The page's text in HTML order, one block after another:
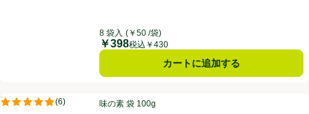
8 袋入 (￥50 /袋)
価格
￥398税込￥430
カートに追加する
PR
PR
味の素 袋 100g
(6)
評価は6件のレビューで5点中4.8点。
味の素 袋 100g